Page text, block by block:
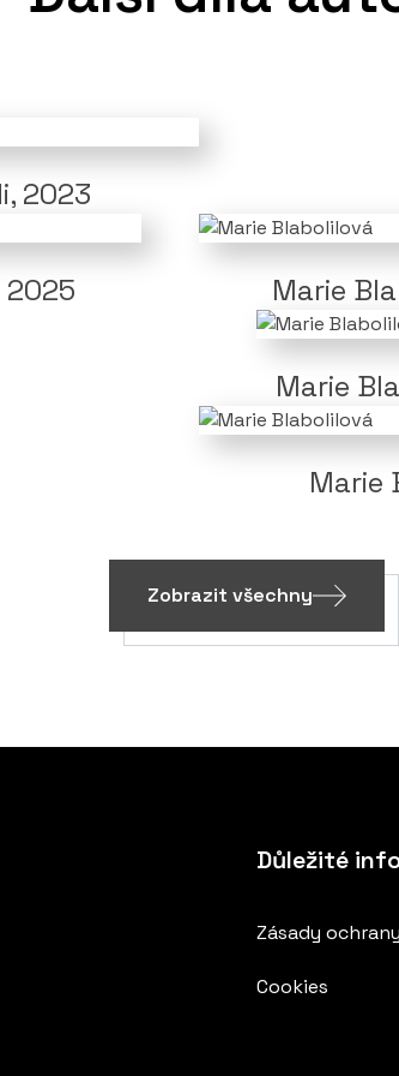
2023
2025 Marie
Marie
Marie
Zobrazit všechny
Důležité
Zásady
Cookies